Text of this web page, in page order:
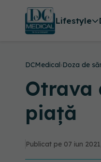
Lifestyle
DCMedical›Doza de
Otrava
piață
Publicat pe 07 iun